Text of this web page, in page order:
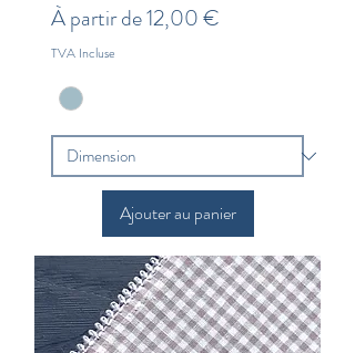
À partir de12,00 €
Prix promotionnel
TVA Incluse
Ajouter au panier